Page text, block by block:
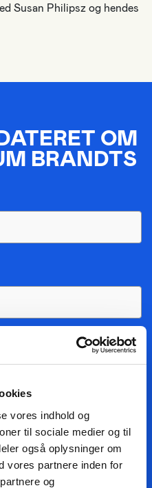
vores indhold og
til sociale medier og til
også oplysninger om
vores partnere inden for
og
Susan Philipsz og hendes
OM
BRANDTS